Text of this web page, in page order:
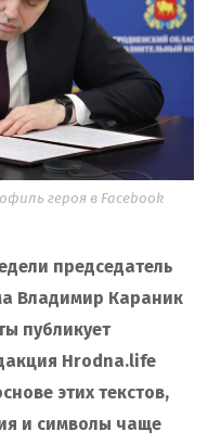
героя в Facebook
председатель
Владимир Караник
публикует
Hrodna.life
этих текстов,
и символы чаще